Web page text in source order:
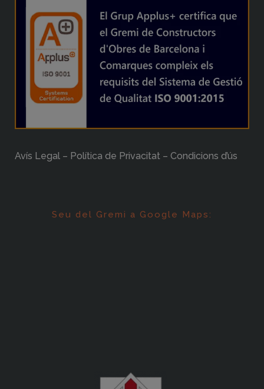
Avís Legal – Política de Privacitat – Condicions d’ús
Seu del Gremi a Google Maps: